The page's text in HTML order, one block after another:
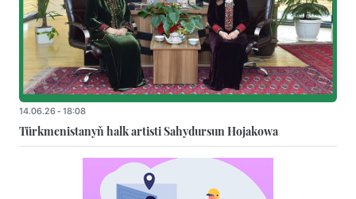
14.06.26 - 18:08
Türkmenistanyň halk artisti Sahydursun Hojakowa